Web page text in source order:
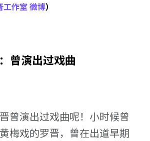
工作室 微博）
曾演出过戏曲
曾演出过戏曲呢！小时候曾
梅戏的罗晋，曾在出道早期